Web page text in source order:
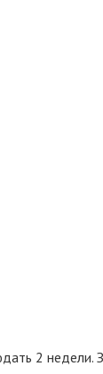
2 недели.